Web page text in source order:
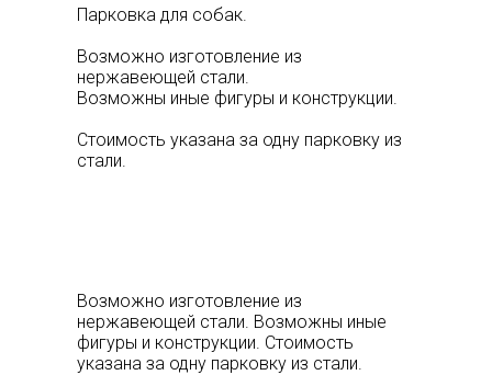
Парковка для собак.
Возможно изготовление из
нержавеющей стали.
Возможны иные фигуры и конструкции.
Стоимость указана за одну парковку из
стали.
Возможно изготовление из
нержавеющей стали. Возможны иные
фигуры и конструкции. Стоимость
указана за одну парковку из стали.